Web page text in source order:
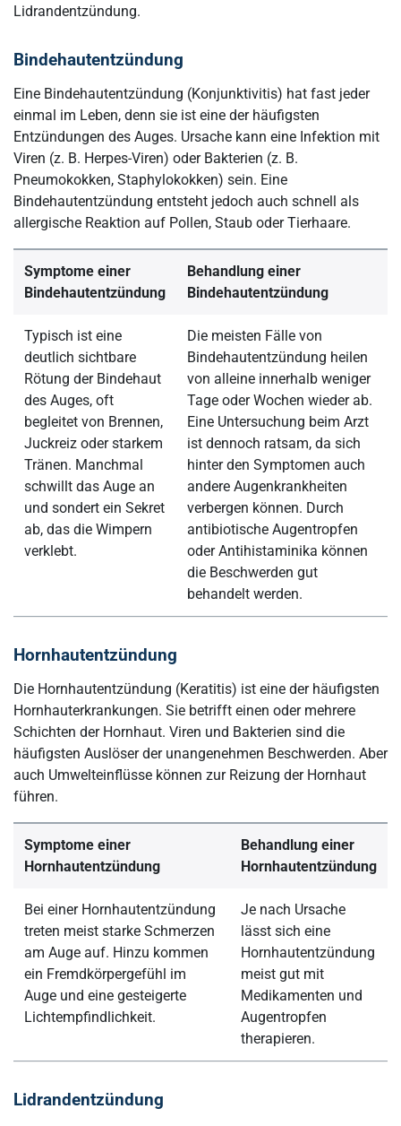
Lidrandentzündung.
Bindehautentzündung
Eine Bindehautentzündung (Konjunktivitis) hat fast jeder
einmal im Leben, denn sie ist eine der häufigsten
Entzündungen des Auges. Ursache kann eine Infektion mit
Viren (z. B. Herpes-Viren) oder Bakterien (z. B.
Pneumokokken, Staphylokokken) sein. Eine
Bindehautentzündung entsteht jedoch auch schnell als
allergische Reaktion auf Pollen, Staub oder Tierhaare.
Symptome einer
Bindehautentzündung
Behandlung einer
Bindehautentzündung
Typisch ist eine
deutlich sichtbare
Rötung der Bindehaut
des Auges, oft
begleitet von Brennen,
Juckreiz oder starkem
Tränen. Manchmal
schwillt das Auge an
und sondert ein Sekret
ab, das die Wimpern
verklebt.
Die meisten Fälle von
Bindehautentzündung heilen
von alleine innerhalb weniger
Tage oder Wochen wieder ab.
Eine Untersuchung beim Arzt
ist dennoch ratsam, da sich
hinter den Symptomen auch
andere Augenkrankheiten
verbergen können. Durch
antibiotische Augentropfen
oder Antihistaminika können
die Beschwerden gut
behandelt werden.
Hornhautentzündung
Die Hornhautentzündung (Keratitis) ist eine der häufigsten
Hornhauterkrankungen. Sie betrifft einen oder mehrere
Schichten der Hornhaut. Viren und Bakterien sind die
häufigsten Auslöser der unangenehmen Beschwerden. Aber
auch Umwelteinflüsse können zur Reizung der Hornhaut
führen.
Symptome einer
Hornhautentzündung
Behandlung einer
Hornhautentzündung
Bei einer Hornhautentzündung
treten meist starke Schmerzen
am Auge auf. Hinzu kommen
ein Fremdkörpergefühl im
Auge und eine gesteigerte
Lichtempfindlichkeit.
Je nach Ursache
lässt sich eine
Hornhautentzündung
meist gut mit
Medikamenten und
Augentropfen
therapieren.
Lidrandentzündung